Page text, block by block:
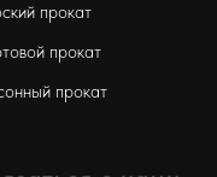
прокат
прокат
прокат